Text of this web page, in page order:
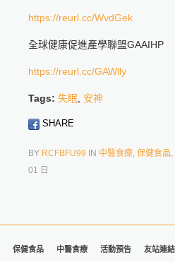
https://reurl.cc/WvdGek
全球健康促進產學聯盟GAAIHP
https://reurl.cc/GAWlly
Tags: 失眠 安神
SHARE
BY RCFBFU99 IN 中醫食療, 保健食品,
01 日
保健食品 中醫食療 活動預告 友站連結